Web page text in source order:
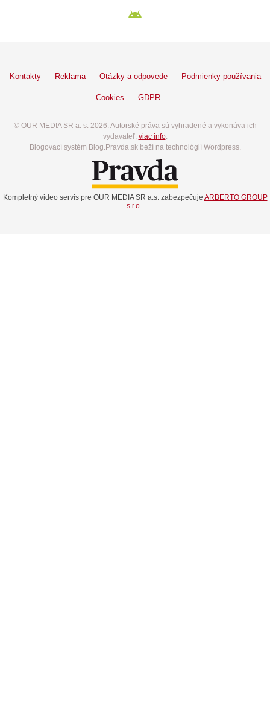
Kontakty Reklama Otázky a odpovede Podmienky používania
Cookies GDPR
© OUR MEDIA SR a. s. 2026. Autorské práva sú vyhradené a vykonáva ich
vydavateľ, viac info.
Blogovací systém Blog.Pravda.sk beží na technológií Wordpress.
Kompletný video servis pre OUR MEDIA SR a.s. zabezpečuje ARBERTO GROUP
s.r.o..